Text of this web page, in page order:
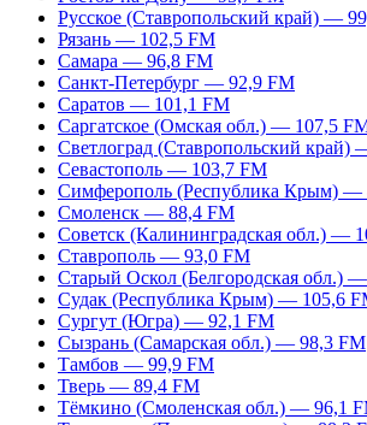
Русское (Ставропольский край) —
Рязань — 102,5 FM
Самара — 96,8 FM
Санкт-Петербург — 92,9 FM
Саратов — 101,1 FM
Саргатское (Омская обл.) — 107,5
Светлоград (Ставропольский край)
Севастополь — 103,7 FM
Симферополь (Республика Крым) —
Смоленск — 88,4 FM
Советск (Калининградская обл.) —
Ставрополь — 93,0 FM
Старый Оскол (Белгородская обл.)
Судак (Республика Крым) — 105,6
Сургут (Югра) — 92,1 FM
Сызрань (Самарская обл.) — 98,3 FM
Тамбов — 99,9 FM
Тверь — 89,4 FM
Тёмкино (Смоленская обл.) — 96,1